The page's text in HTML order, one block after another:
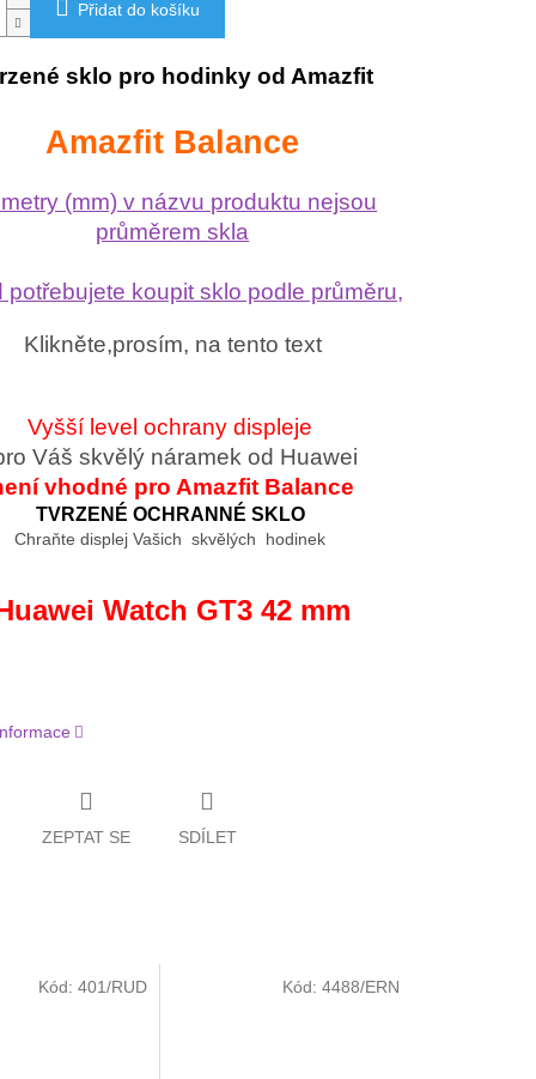
Přidat do košíku
sklo pro hodinky od Amazfit
Amazfit Balance
(mm) v názvu produktu nejsou
průměrem skla
potřebujete koupit sklo podle průměru,
Klikněte,prosím, na tento text
Vyšší level ochrany displeje
Váš skvělý náramek od Huawei
vhodné pro Amazfit Balance
TVRZENÉ OCHRANNÉ SKLO
Chraňte displej Vašich skvělých hodinek
Watch GT3 42 mm
ZEPTAT SE SDÍLET
Kód:401/RUD Kód: 4488/ERN